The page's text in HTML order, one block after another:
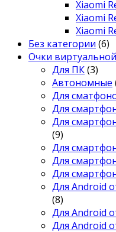
Xiaomi
Xiaomi
Xiaomi
Без категории (6)
Очки
Для ПК(3)
Автономные
Для
Для
Для
(9)
Для
Для
Для
Для Android
(8)
Для Android
Для Android